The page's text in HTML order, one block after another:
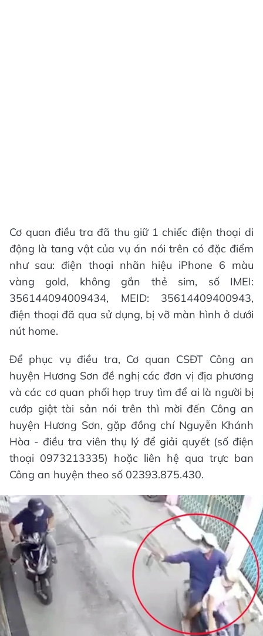
Cơ quan điều tra đã thu giữ 1 chiếc điện thoại di
động là tang vật của vụ án nói trên có đặc điểm
như sau: điện thoại nhãn hiệu iPhone 6 màu
vàng gold, không gắn thẻ sim, số IMEI:
356144094009434, MEID: 35614409400943,
điện thoại đã qua sử dụng, bị vỡ màn hình ở dưới
nút home.
Để phục vụ điều tra, Cơ quan CSĐT Công an
huyện Hương Sơn đề nghị các đơn vị địa phương
và các cơ quan phối họp truy tìm để ai là người bị
cướp giật tài sản nói trên thì mời đến Công an
huyện Hương Sơn, gặp đồng chí Nguyễn Khánh
Hòa - điều tra viên thụ lý để giải quyết (số điện
thoại 0973213335) hoặc liên hệ qua trực ban
Công an huyện theo số 02393.875.430.